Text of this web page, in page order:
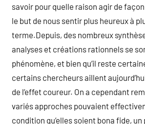
savoir pour quelle raison agir de
le but de nous sentir plus heureux à
terme.Depuis, des nombreux
analyses et créations rationnels se
phénomène, et bien qu’il reste
certains chercheurs aillent
de l’effet coureur. On a cependant
variés approches pouvaient
condition qu’elles soient bona fide,